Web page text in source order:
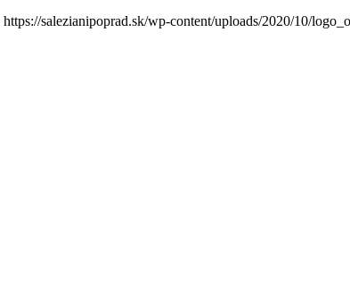
https://salezianipoprad.sk/wp-content/uploads/2020/10/